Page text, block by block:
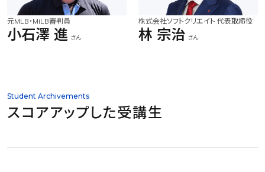
元MLB・MiLB審判員
小石澤 進 さん
株式会社ソフトクリエイト 代表取締役
林 宗治 さん
Student Archivements
スコアアップした受講生
35点→77点 12点→41点